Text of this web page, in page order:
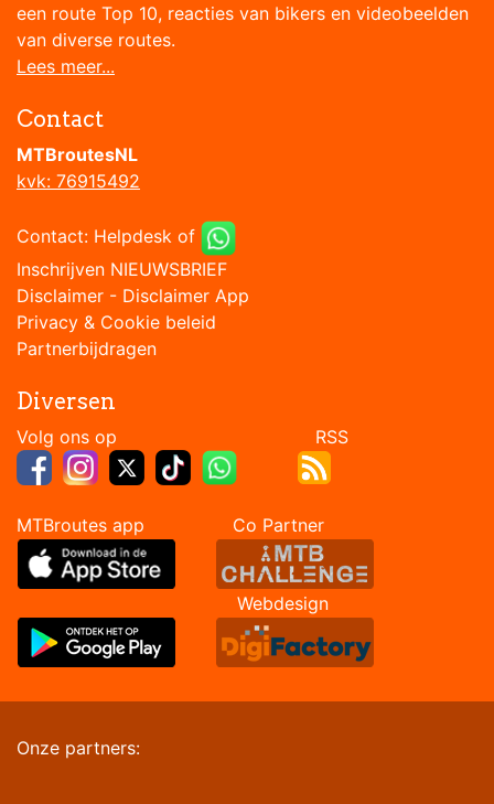
een route Top 10, reacties van bikers en videobeelden
van diverse routes.
Lees meer...
Contact
MTBroutesNL
kvk: 76915492
Contact: Helpdesk of
Inschrijven NIEUWSBRIEF
Disclaimer - Disclaimer App
Privacy & Cookie beleid
Partnerbijdragen
Diversen
Volg ons op RSS
MTBroutes app Co Partner
Webdesign
Onze partners: